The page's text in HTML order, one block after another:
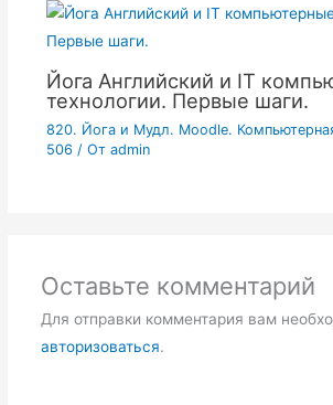
Йога Английский и IT
технологии. Первые шаги.
820. Йога и Мудл. Moodle.
506 / От admin
Оставьте комментарий
Для отправки комментария вам
авторизоваться.